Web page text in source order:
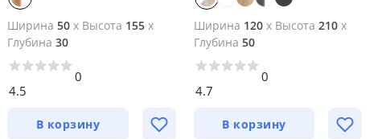
Ширина 50 x Высота 155 x
Глубина 30
4.5
0
В корзину
Ширина 120x Высота 210x
Глубина 50
4.7
0
В корзину